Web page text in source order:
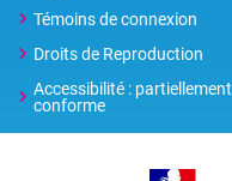
Témoins de connexion
Droits de Reproduction
Accessibilité : partiellement
conforme